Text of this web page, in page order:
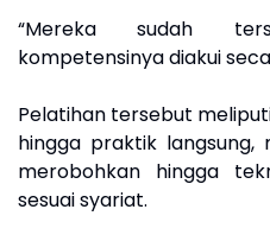
“Mereka sudah
kompetensinya diakui
Pelatihan tersebut
hingga praktik
merobohkan hingga
sesuai syariat.